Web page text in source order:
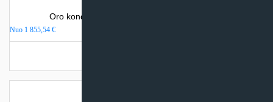
Oro kondicionierius Sinclair WALL MOUNTED
Nuo 1 855,54 €